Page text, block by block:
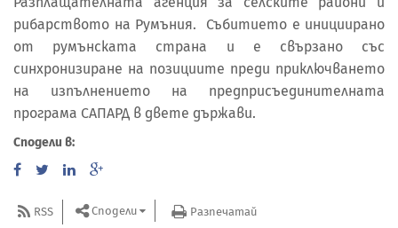
рибарството на Румъния. Събитието е инициирано
от румънската страна и е свързано със
синхронизиране на позициите преди приключването
на изпълнението на предприсъединителната
програма САПАРД в двете държави.
Сподели в:
RSS Сподели Разпечатай